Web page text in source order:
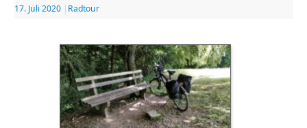
17. Juli 2020 | Radtour